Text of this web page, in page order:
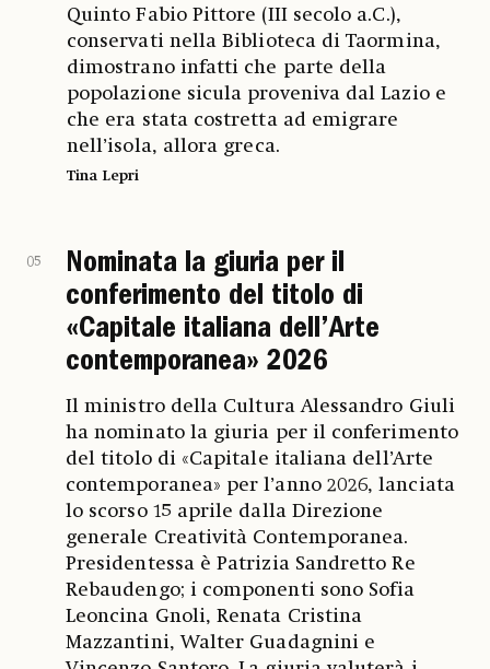
Quinto Fabio Pittore (III secolo a.C.),
conservati nella Biblioteca di Taormina,
dimostrano infatti che parte della
popolazione sicula proveniva dal Lazio e
che era stata costretta ad emigrare
nell’isola, allora greca.
Tina Lepri
05
Nominata la giuria per il
conferimento del titolo di
«Capitale italiana dell’Arte
contemporanea» 2026
Il ministro della Cultura Alessandro Giuli
ha nominato la giuria per il conferimento
del titolo di «Capitale italiana dell’Arte
contemporanea» per l’anno 2026, lanciata
lo scorso 15 aprile dalla Direzione
generale Creatività Contemporanea.
Presidentessa è Patrizia Sandretto Re
Rebaudengo; i componenti sono Sofia
Leoncina Gnoli, Renata Cristina
Mazzantini, Walter Guadagnini e